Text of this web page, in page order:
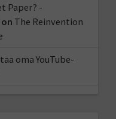
Paper? -
on The Reinvention
oma YouTube-